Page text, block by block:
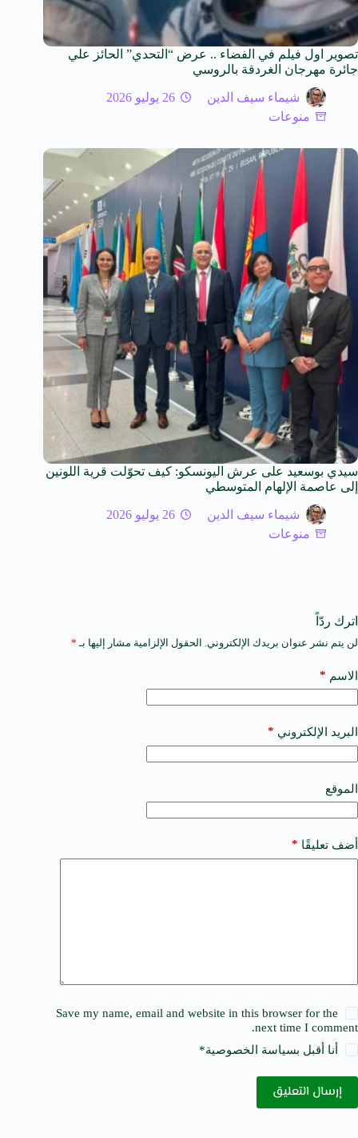
تصوير اول فيلم في الفضاء .. عرض “التحدي” الحائز علي
جائرة مهرجان الغردقة بالروسي
شيماء سيف الدين
26 يوليو 2026
منوعات
سيدي بوسعيد على عرش اليونسكو: كيف تحوّلت قرية اللونين
إلى عاصمة الإلهام المتوسطي
شيماء سيف الدين
26 يوليو 2026
منوعات
اترك ردّاً
لن يتم نشر عنوان بريدك الإلكتروني. الحقول الإلزامية مشار إليها بـ *
الاسم *
البريد الإلكتروني *
الموقع
أضف تعليقًا *
Save my name, email and website in this browser for the
next time I comment.
أنا أقبل بسياسة الخصوصية*
إرسال التعليق
A
t
e
a
t
i
e
: